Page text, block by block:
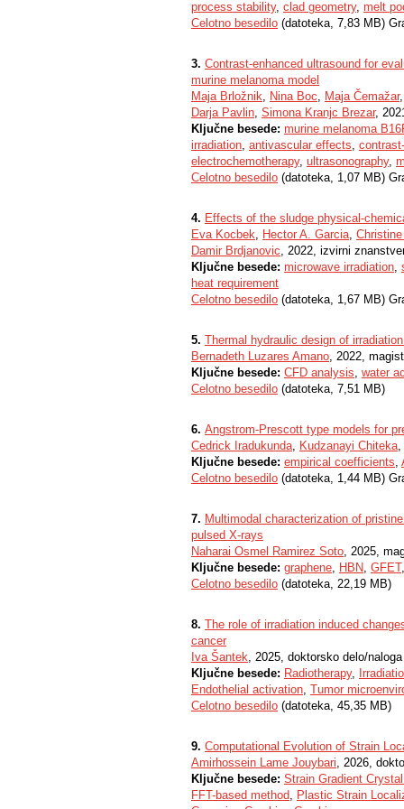
process stability, clad geometry, melt
Celotno besedilo (datoteka, 7,83 MB)
3. Contrast-enhanced ultrasound for
murine melanoma model
Maja Brložnik, Nina Boc, Maja Čemažar
Darja Pavlin, Simona Kranjc Brezar,
Ključne besede: murine melanoma
irradiation, antivascular effects,
electrochemotherapy, ultrasonography,
Celotno besedilo (datoteka, 1,07 MB)
4. Effects of the sludge physical-
Eva Kocbek, Hector A. Garcia,
Damir Brdjanovic, 2022, izvirni
Ključne besede: microwave irradiation,
heat requirement
Celotno besedilo (datoteka, 1,67 MB)
5. Thermal hydraulic design of
Bernadeth Luzares Amano, 2022,
Ključne besede: CFD analysis, water
Celotno besedilo (datoteka, 7,51 MB)
6. Angstrom-Prescott type models for
Cedrick Iradukunda, Kudzanayi Chiteka,
Ključne besede: empirical coefficients,
Celotno besedilo (datoteka, 1,44 MB)
7. Multimodal characterization of
pulsed X-rays
Naharai Osmel Ramirez Soto, 2025,
Ključne besede: graphene, HBN, GFET
Celotno besedilo (datoteka, 22,19 MB)
8. The role of irradiation induced
cancer​​
Iva Šantek, 2025, doktorsko delo/naloga
Ključne besede: Radiotherapy,
Endothelial activation, Tumor
Celotno besedilo (datoteka, 45,35 MB)
9. Computational Evolution of Strain
Amirhossein Lame Jouybari, 2026,
Ključne besede: Strain Gradient
FFT-based method, Plastic Strain